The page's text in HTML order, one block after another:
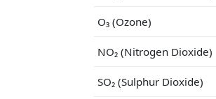
O₃ (Ozone)
NO₂ (Nitrogen Dioxide)
SO₂ (Sulphur Dioxide)